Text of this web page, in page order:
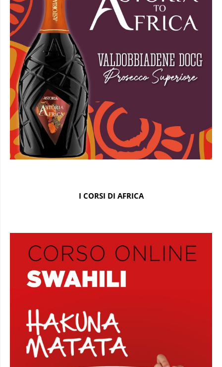
I CORSI DI AFRICA